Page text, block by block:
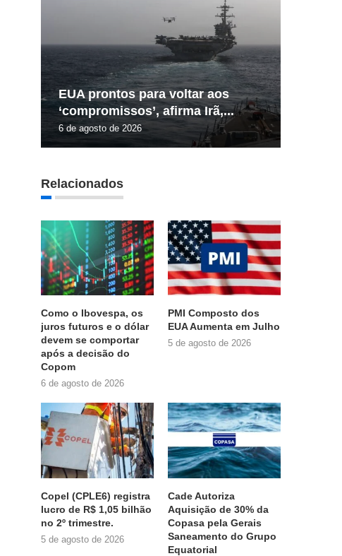
EUA prontos para voltar aos
‘compromissos’, afirma Irã,...
6 de agosto de 2026
Relacionados
Como o Ibovespa, os
juros futuros e o dólar
devem se comportar
após a decisão do
Copom
6 de agosto de 2026
PMI Composto dos
EUA Aumenta em Julho
5 de agosto de 2026
Copel (CPLE6) registra
lucro de R$ 1,05 bilhão
no 2º trimestre.
5 de agosto de 2026
Cade Autoriza
Aquisição de 30% da
Copasa pela Gerais
Saneamento do Grupo
Equatorial